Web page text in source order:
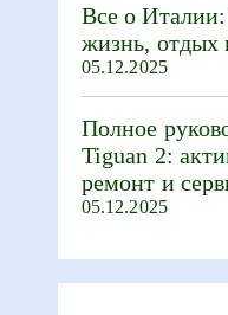
Все о Италии:
жизнь, отдых
05.12.2025
Полное
Tiguan 2:
ремонт и
05.12.2025